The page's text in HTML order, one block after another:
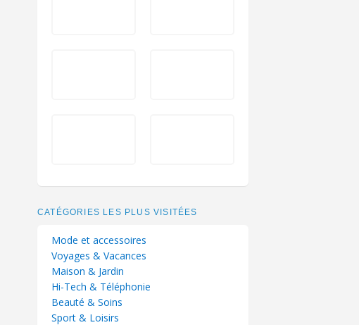
CATÉGORIES LES PLUS VISITÉES
Mode et accessoires
Voyages & Vacances
Maison & Jardin
Hi-Tech & Téléphonie
Beauté & Soins
Sport & Loisirs